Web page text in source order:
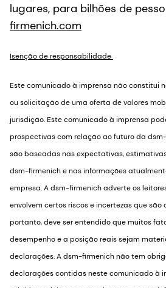
lugares, para bilhões de
firmenich.com
Isenção de responsabilidade
Este comunicado à imprensa não constitui
ou solicitação de uma oferta de valores
jurisdição. Este comunicado à imprensa
prospectivas com relação ao futuro da
são baseadas nas expectativas,
dsm-firmenich e nas informações
empresa. A dsm-firmenich adverte os
envolvem certos riscos e incertezas que são
portanto, deve ser entendido que muitos
desempenho e a posição reais sejam
declarações. A dsm-firmenich não tem
declarações contidas neste comunicado à